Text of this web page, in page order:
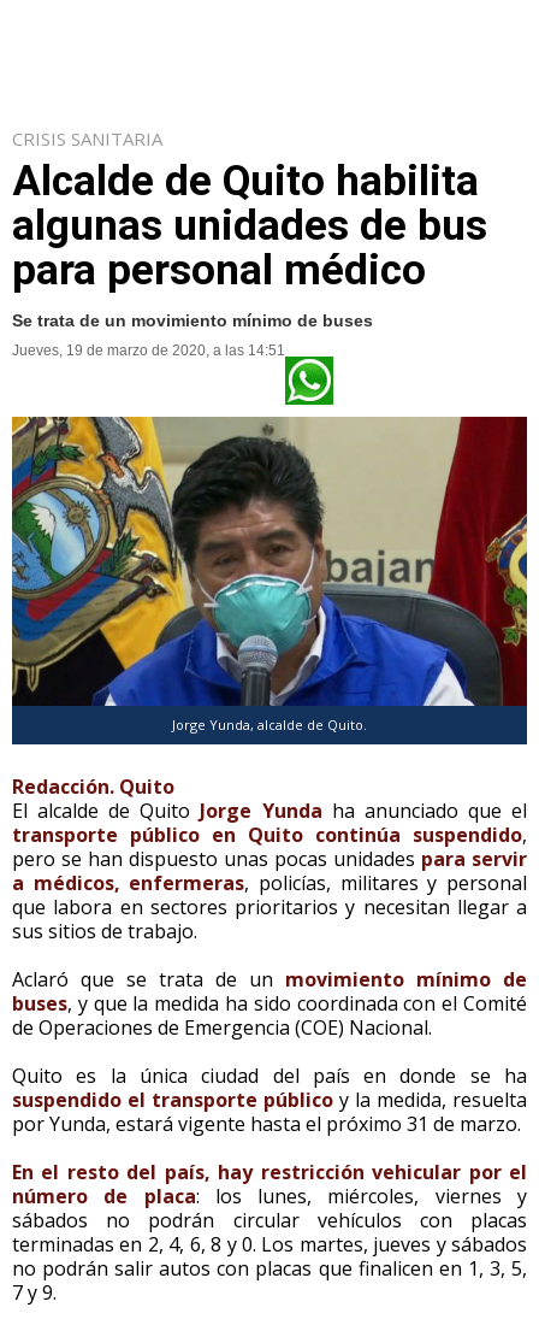
CRISIS SANITARIA
Alcalde de Quito habilita
algunas unidades de bus
para personal médico
Se trata de un movimiento mínimo de buses
Jueves, 19 de marzo de 2020, a las 14:51
Jorge Yunda, alcalde de Quito.
Redacción. Quito
El alcalde de Quito Jorge Yunda ha anunciado que el
transporte público en Quito continúa suspendido,
pero se han dispuesto unas pocas unidades para servir
a médicos, enfermeras, policías, militares y personal
que labora en sectores prioritarios y necesitan llegar a
sus sitios de trabajo.
Aclaró que se trata de un movimiento mínimo de
buses, y que la medida ha sido coordinada con el Comité
de Operaciones de Emergencia (COE) Nacional.
Quito es la única ciudad del país en donde se ha
suspendido el transporte público y la medida, resuelta
por Yunda, estará vigente hasta el próximo 31 de marzo.
En el resto del país, hay restricción vehicular por el
número de placa: los lunes, miércoles, viernes y
sábados no podrán circular vehículos con placas
terminadas en 2, 4, 6, 8 y 0. Los martes, jueves y sábados
no podrán salir autos con placas que finalicen en 1, 3, 5,
7 y 9.